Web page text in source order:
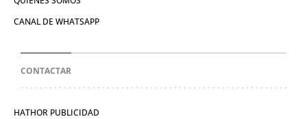
CANAL DE WHATSAPP
CONTACTAR
HATHOR PUBLICIDAD